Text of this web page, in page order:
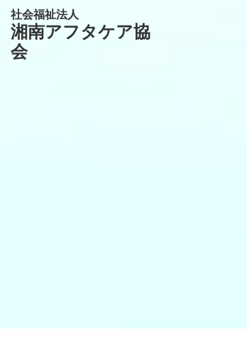
社会福祉法人
湘南アフタケア協
会